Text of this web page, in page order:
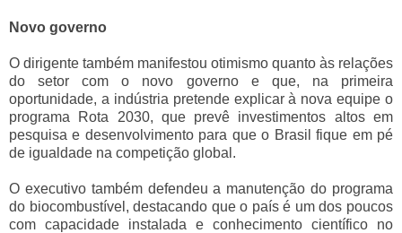
Novo governo
O dirigente também manifestou otimismo quanto às relações
do setor com o novo governo e que, na primeira
oportunidade, a indústria pretende explicar à nova equipe o
programa Rota 2030, que prevê investimentos altos em
pesquisa e desenvolvimento para que o Brasil fique em pé
de igualdade na competição global.
O executivo também defendeu a manutenção do programa
do biocombustível, destacando que o país é um dos poucos
com capacidade instalada e conhecimento científico no